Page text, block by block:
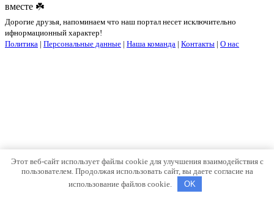
вместе ☘️
Дорогие друзья, напоминаем что наш портал несет исключительно
ифнормационный характер!
Политика | Персональные данные | Наша команда | Контакты | О нас
Этот веб-сайт использует файлы cookie для улучшения взаимодействия с
пользователем. Продолжая использовать сайт, вы даете согласие на
использование файлов cookie.
OK